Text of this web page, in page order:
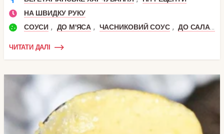
НА ШВИДКУ РУКУ
СОУСИ , ДО М'ЯСА , ЧАСНИКОВИЙ СОУС , ДО САЛАТУ
ЧИТАТИ ДАЛІ